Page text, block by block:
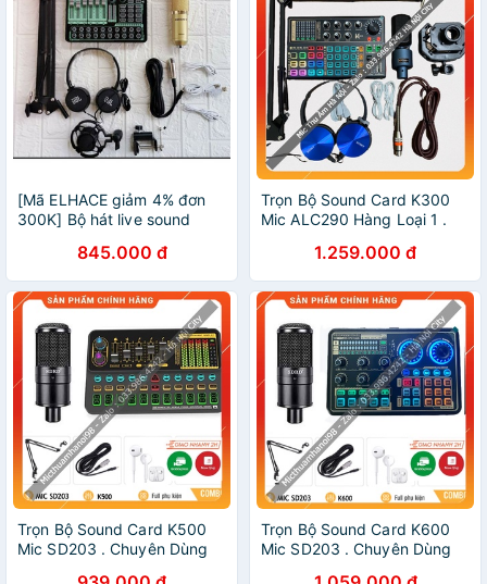
[Mã ELHACE giảm 4% đơn
300K] Bộ hát live sound
BM900 tặng kẹp mic và tai
nghe
845.000 đ
Trọn Bộ Sound Card K300
Mic ALC290 Hàng Loại 1 .
Thu Âm , Live Bigo , Tiktok
1.259.000 đ
Trọn Bộ Sound Card K500
Mic SD203 . Chuyên Dùng
Trọn Bộ Sound Card K600
Mic SD203 . Chuyên Dùng